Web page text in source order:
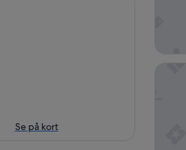
Se på kort